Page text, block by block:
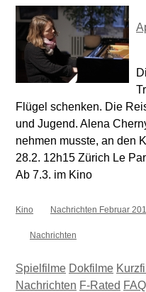
Flügel schenken. Die
und Jugend. Alena
nehmen musste, an den
28.2. 12h15 Zürich Le
Ab 7.3. im Kino
Kino Nachrichten Februar
Nachrichten
Spielfilme Dokfilme
Nachrichten F-Rated FAQ